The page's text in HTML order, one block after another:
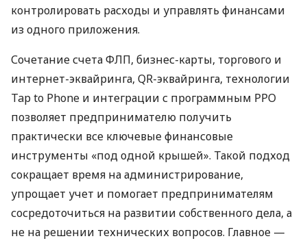
контролировать расходы и управлять финансами
из одного приложения.
Сочетание счета ФЛП, бизнес-карты, торгового и
интернет-эквайринга, QR-эквайринга, технологии
Tap to Phone и интеграции с программным РРО
позволяет предпринимателю получить
практически все ключевые финансовые
инструменты «под одной крышей». Такой подход
сокращает время на администрирование,
упрощает учет и помогает предпринимателям
сосредоточиться на развитии собственного дела, а
не на решении технических вопросов. Главное —